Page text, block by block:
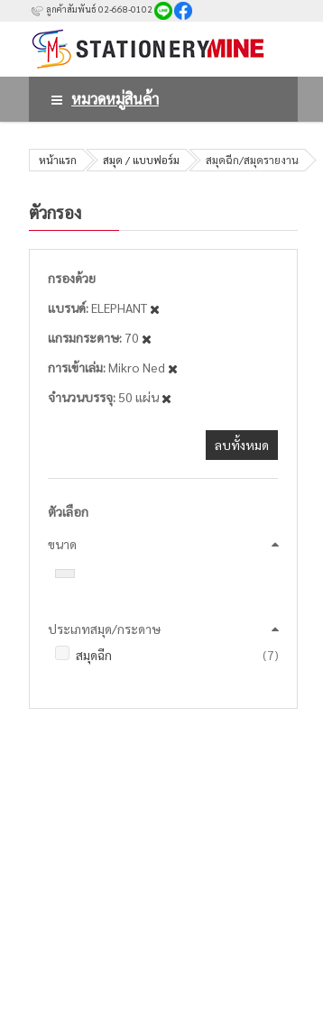
ลูกค้าสัมพันธ์ 02-668-0102
หมวดหมู่สินค้า
หน้าแรก สมุด / แบบฟอร์ม สมุดฉีก/สมุดรายงาน
ตัวกรอง
กรองด้วย
แบรนด์ ELEPHANT
แกรมกระดาษ 70
การเข้าเล่ม Mikro Ned
จำนวนบรรจุ 50 แผ่น
ลบทั้งหมด
ตัวเลือก
ขนาด
ประเภทสมุด/กระดาษ
สมุดฉีก
7รายการ